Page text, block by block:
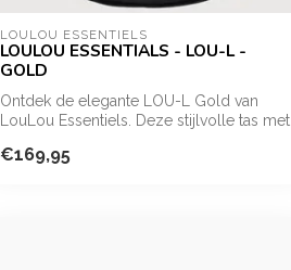
LOULOU ESSENTIELS
LOULOU ESSENTIALS - LOU-L -
GOLD
Ontdek de elegante LOU-L Gold van
LouLou Essentiels. Deze stijlvolle tas met
€169,95